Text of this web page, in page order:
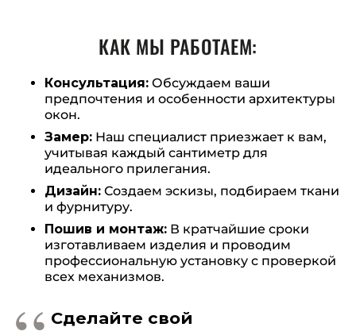
КАК МЫ РАБОТАЕМ:
Консультация: Обсуждаем ваши
предпочтения и особенности архитектуры
окон.
Замер: Наш специалист приезжает к вам,
учитывая каждый сантиметр для
идеального прилегания.
Дизайн: Создаем эскизы, подбираем ткани
и фурнитуру.
Пошив и монтаж: В кратчайшие сроки
изготавливаем изделия и проводим
профессиональную установку с проверкой
всех механизмов.
Сделайте свой